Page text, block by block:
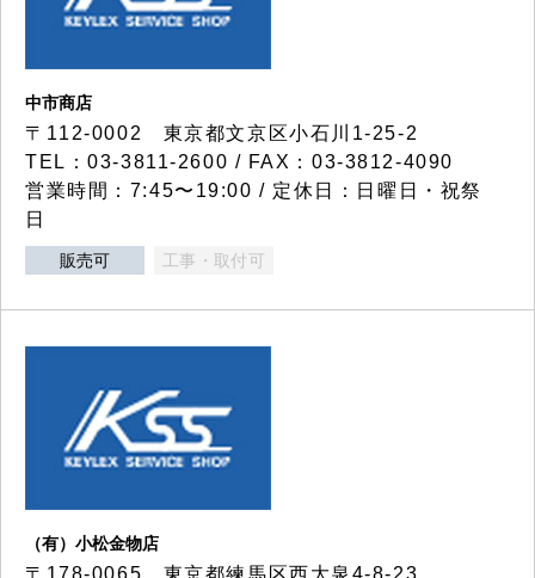
中市商店
〒112-0002 東京都文京区小石川1-25-2
TEL：03-3811-2600 / FAX：03-3812-4090
営業時間：7:45〜19:00 / 定休日：日曜日・祝祭
日
販売可 工事・取付可
（有）小松金物店
〒178-0065 東京都練馬区西大泉4-8-23